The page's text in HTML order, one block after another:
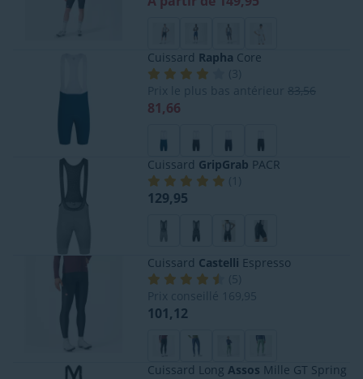
Cuissard Rapha Core
( 3
Prix le plus bas antérieur 83,56
81,66
Cuissard GripGrab PACR
(
129,95
Cuissard Castelli Espresso
( 5
Prix conseillé
169,95
101,12
Cuissard Long Assos Mille GT Spring